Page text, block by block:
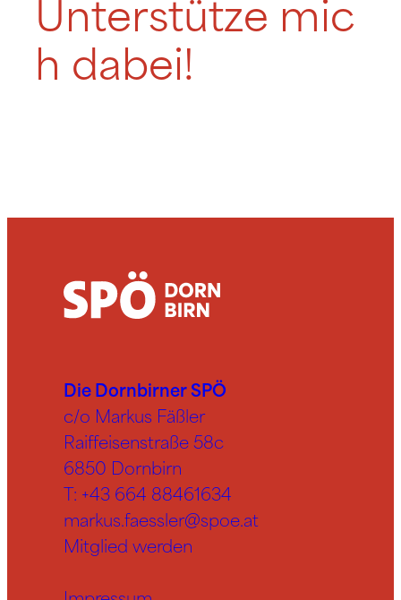
Unterstütze mic
h dabei!
Die Dornbirner SPÖ
c/o Markus Fäßler
Raiffeisenstraße 58c
6850 Dornbirn
T: +43 664 88461634
markus.faessler@spoe.at
Mitglied werden